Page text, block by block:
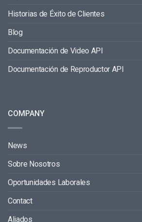
Historias de Éxito de Clientes
Blog
Documentación de Video API
Documentación de Reproductor API
COMPANY
News
Sobre Nosotros
Oportunidades Laborales
Contact
Aliados